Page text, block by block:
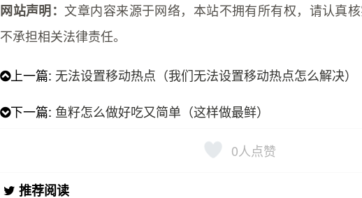
网站声明：文章内容来源于网络，本站不拥有所有权，请认真
不承担相关法律责任。
上一篇: 无法设置移动热点（我们无法设置移动热点怎么解决）
下一篇: 鱼籽怎么做好吃又简单（这样做最鲜）
0人点赞
推荐阅读